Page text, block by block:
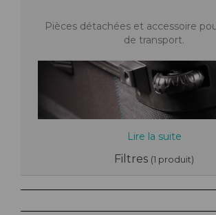
Pièces détachées et accessoire
de transport.
Lire la suite
Filtres (1 produit)